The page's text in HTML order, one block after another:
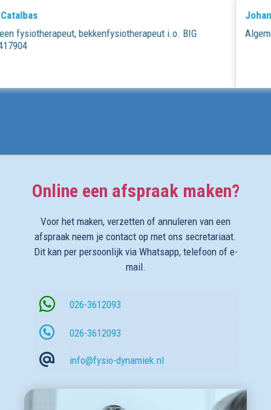
Johan van Lieshout
Algemeen fysiotherapeut, manueel therapeut, BIG 29051909804
Online een afspraak maken?
Voor het maken, verzetten of annuleren van een
afspraak neem je contact op met ons secretariaat.
Dit kan per persoonlijk via Whatsapp, telefoon of e-
mail.
026-3612093
026-3612093
info@fysio-dynamiek.nl